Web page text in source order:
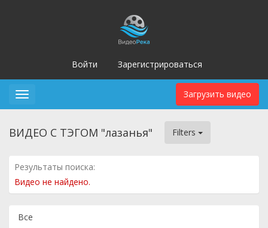
Войти Зарегистрироваться
Загрузить видео
Toggle
ВИДЕО С ТЭГОМ "лазанья" Filters
Результаты поиска:
Видео не найдено.
Все